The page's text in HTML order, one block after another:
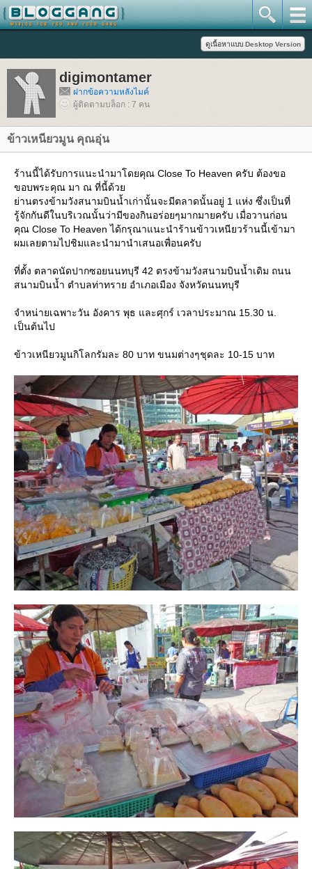
digimontamer
ฝากข้อความหลังไมค์
ผู้ติดตามบล็อก : 7 คน
ข้าวเหนียวมูน คุณอุ่น
ร้านนี้ได้รับการแนะนำมาโดยคุณ Close To Heaven ครับ ต้องขอ
ขอบพระคุณ มา ณ ที่นี้ด้ว
่านตรงข้ามวังสนามบินน้ำเก่านั้นจะมีตลาดนั้นอยู่ 1 แห่ง ซึ่งเป็นที่
รู้จักกันดีในบริเวณนั้นว่ามีของกินอร่อยๆมากมายครับ เมื่อวานก่อน
คุณ Close To Heaven ได้กรุณาแนะนำร้านข้าวเหนียวร้านนี้เข้ามา
ผมเลยตามไปชิมและนำมานำเสนอเพื่อนครับ
ที่ตั้ง ตลาดนัดปากซอยนนทบุรี 42 ตรงข้ามวังสนามบินน้ำเดิม ถนน
สนามบินน้ำ ตำบลท่าทราย อำเภอเมือง จังหวัดนนทบุรี
จำหน่ายเฉพาะวัน อังคาร พุธ และศุกร์ เวลาประมาณ 15.30 น.
เป็นต้นไป
ข้าวเหนียวมูนกิโลกรัมละ 80 บาท ขนมต่างๆชุดละ 10-15 บาท